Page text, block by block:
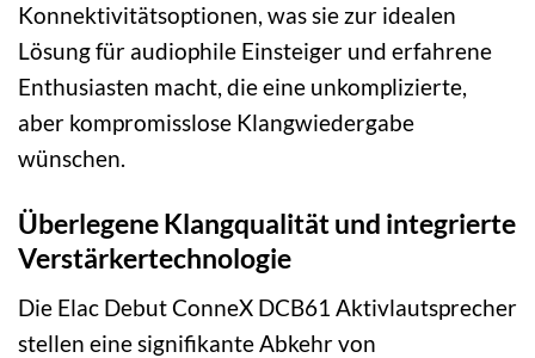
Konnektivitätsoptionen, was sie zur idealen
Lösung für audiophile Einsteiger und erfahrene
Enthusiasten macht, die eine unkomplizierte,
aber kompromisslose Klangwiedergabe
wünschen.
Überlegene Klangqualität und integrierte
Verstärkertechnologie
Die Elac Debut ConneX DCB61 Aktivlautsprecher
stellen eine signifikante Abkehr von